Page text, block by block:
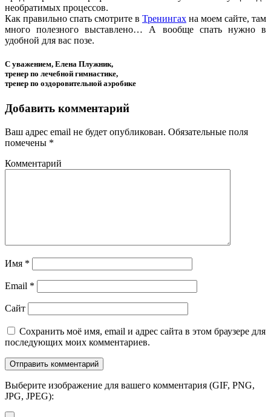
необратимых процессов.
Как правильно спать смотрите в Тренингах на моем сайте, там
много полезного выставлено… А вообще спать нужно в
удобной для вас позе.
С уважением, Елена Плужник,
тренер по лечебной гимнастике,
тренер по оздоровительной аэробике
Добавить комментарий
Ваш адрес email не будет опубликован. Обязательные поля
помечены *
Комментарий
Имя *
Email *
Сайт
Сохранить моё имя, email и адрес сайта в этом браузере для
последующих моих комментариев.
Выберите изображение для вашего комментария (GIF, PNG,
JPG, JPEG):